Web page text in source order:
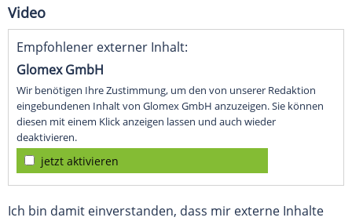
Video
Empfohlener externer Inhalt:
Glomex GmbH
Wir benötigen Ihre Zustimmung, um den von unserer Redaktion
eingebundenen Inhalt von Glomex GmbH anzuzeigen. Sie können
diesen mit einem Klick anzeigen lassen und auch wieder
deaktivieren.
jetzt aktivieren
Ich bin damit einverstanden, dass mir externe Inhalte